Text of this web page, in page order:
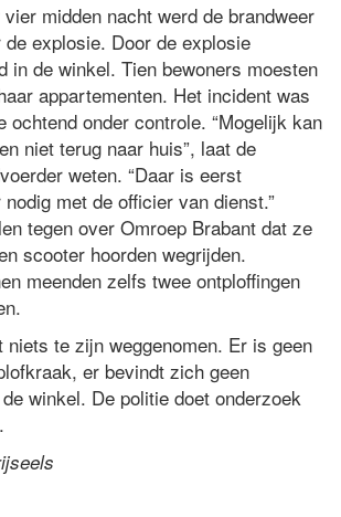
midden nacht werd de brandweer
de explosie. Door de explosie
in de winkel. Tien bewoners moesten
appartementen. Het incident was
ochtend onder controle. “Mogelijk kan
niet terug naar huis”, laat de
weten. “Daar is eerst
met de officier van dienst.”
tegen over Omroep Brabant dat ze
scooter hoorden wegrijden.
meenden zelfs twee ontploffingen
te zijn weggenomen. Er is geen
er bevindt zich geen
winkel. De politie doet onderzoek